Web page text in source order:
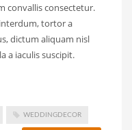
convallis consectetur.
tortor a
dictum aliquam nisl
a iaculis suscipit.
WEDDINGDECOR